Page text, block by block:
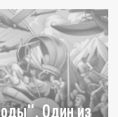
Один из